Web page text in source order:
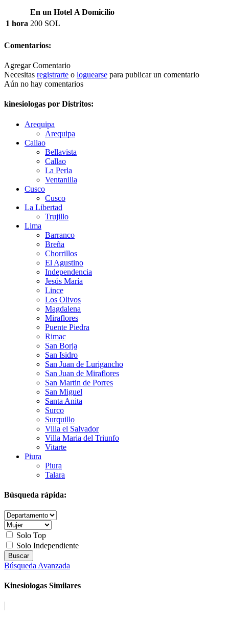
En un Hotel A Domicilio
1 hora 200 SOL
Comentarios:
Agregar Comentario
Necesitas registrarte o loguearse para publicar un comentario
Aún no hay comentarios
kinesiologas por Distritos:
Arequipa
Arequipa
Callao
Bellavista
Callao
La Perla
Ventanilla
Cusco
Cusco
La Libertad
Trujillo
Lima
Barranco
Breña
Chorrillos
El Agustino
Independencia
Jesús María
Lince
Los Olivos
Magdalena
Miraflores
Puente Piedra
Rimac
San Borja
San Isidro
San Juan de Lurigancho
San Juan de Miraflores
San Martin de Porres
San Miguel
Santa Anita
Surco
Surquillo
Villa el Salvador
Villa Maria del Triunfo
Vitarte
Piura
Piura
Talara
Búsqueda rápida:
Solo Top
Solo Independiente
Búsqueda Avanzada
Kinesiologas Similares